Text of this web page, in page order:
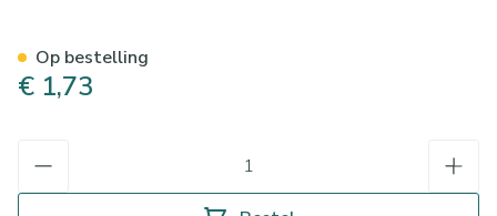
€ 1,73
Op bestelling